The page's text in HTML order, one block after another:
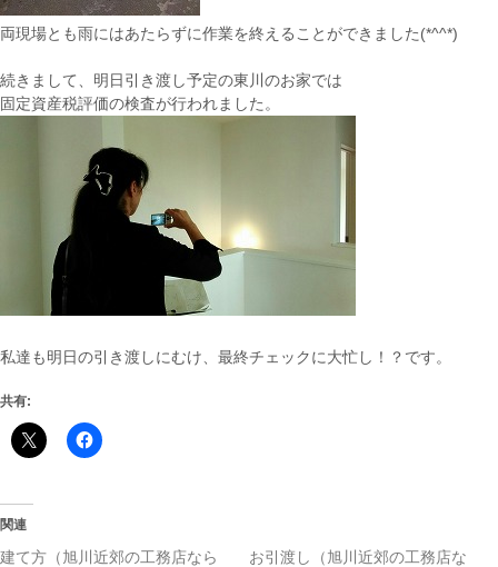
両現場とも雨にはあたらずに作業を終えることができました(*^^*)
続きまして、明日引き渡し予定の東川のお家では
固定資産税評価の検査が行われました。
私達も明日の引き渡しにむけ、最終チェックに大忙し！？です。
共有:
関連
建て方（旭川近郊の工務店なら
お引渡し（旭川近郊の工務店な